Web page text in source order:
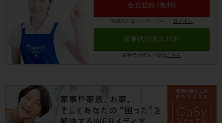
会員登録 (無料)
会員の方はマイページへ → ログイン
家事代行求人TOP
家事代行求人一覧は こちら